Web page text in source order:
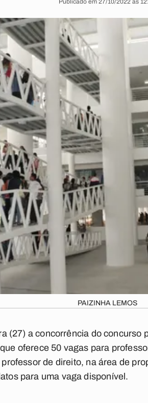
Publicado em 27/10/2022 às
PAIZINHA LEMOS
(27) a concorrência do concurso
oferece 50 vagas para
de direito, na área de
para uma vaga disponível.